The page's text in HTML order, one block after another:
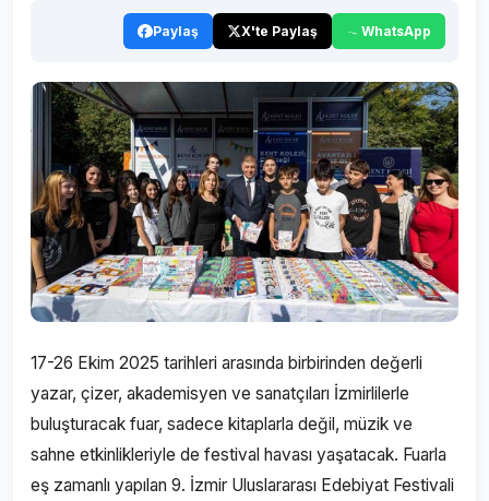
Paylaş X'te Paylaş WhatsApp
17-26 Ekim 2025 tarihleri arasında birbirinden değerli
yazar, çizer, akademisyen ve sanatçıları İzmirlilerle
buluşturacak fuar, sadece kitaplarla değil, müzik ve
sahne etkinlikleriyle de festival havası yaşatacak. Fuarla
eş zamanlı yapılan 9. İzmir Uluslararası Edebiyat Festivali